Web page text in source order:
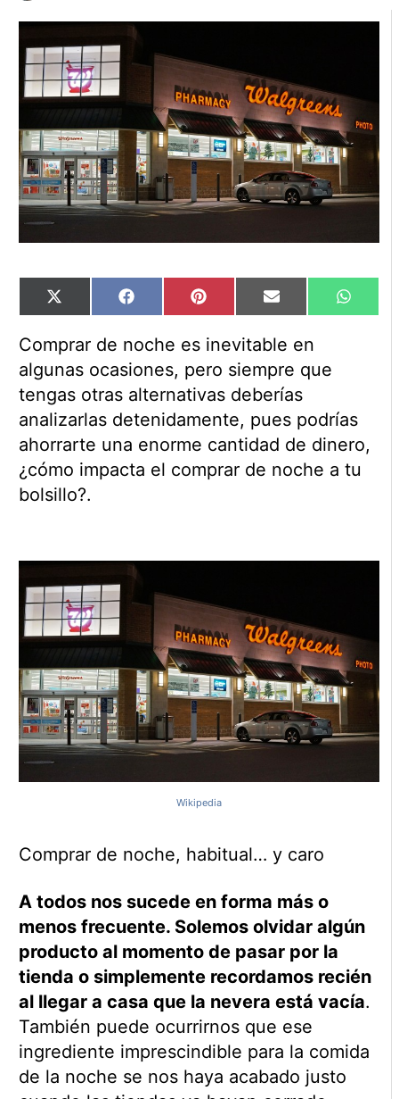
Compartir
en
X
(Twitter)
Compartir
en
Facebook Compartir
en
Pinterest Compartir
en
Email
en
Comprar de noche es inevitable en
algunas ocasiones, pero siempre que
tengas otras alternativas deberías
analizarlas detenidamente, pues podrías
ahorrarte una enorme cantidad de dinero,
¿cómo impacta el comprar de noche a tu
bolsillo?.
Wikipedia
Comprar de noche, habitual… y caro
A todos nos sucede en forma más o
menos frecuente. Solemos olvidar algún
producto al momento de pasar por la
tienda o simplemente recordamos recién
al llegar a casa que la nevera está vacía.
También puede ocurrirnos que ese
ingrediente imprescindible para la comida
de la noche se nos haya acabado justo